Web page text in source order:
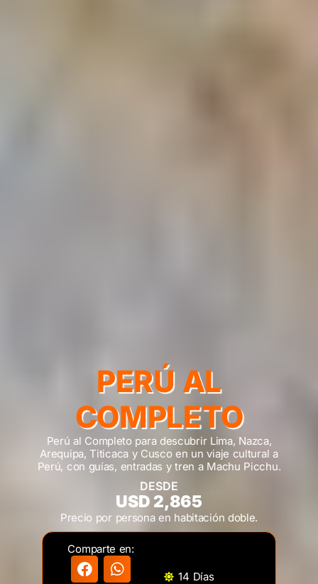
PERÚ AL
COMPLETO
Perú al Completo para descubrir Lima, Nazca,
Arequipa, Titicaca y Cusco en un viaje cultural a
Perú, con guías, entradas y tren a Machu Picchu.
DESDE
USD 2,865
Precio por persona en habitación doble.
Comparte en:
14 Días